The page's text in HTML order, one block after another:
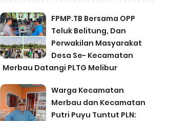
FPMP.TB Bersama OPP
Teluk Belitung, Dan
Perwakilan Masyarakat
Desa Se- Kecamatan
Merbau Datangi PLTG Melibur
Warga Kecamatan
Merbau dan Kecamatan
Putri Puyu Tuntut PLN: